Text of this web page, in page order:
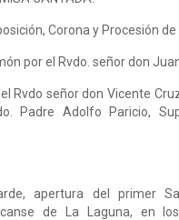
Corona y Procesión de
por el Rvdo. señor don
Rvdo señor don Vicente
Padre Adolfo Paricio,
apertura del primer
de La Laguna, en